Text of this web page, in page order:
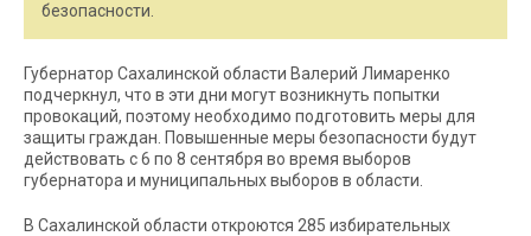
безопасности.
Губернатор Сахалинской области Валерий Лимаренко
подчеркнул, что в эти дни могут возникнуть попытки
провокаций, поэтому необходимо подготовить меры для
защиты граждан. Повышенные меры безопасности будут
действовать с 6 по 8 сентября во время выборов
губернатора и муниципальных выборов в области.
В Сахалинской области откроются 285 избирательных